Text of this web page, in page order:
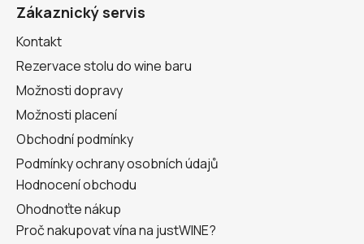
Zákaznický servis
Kontakt
Rezervace stolu do wine baru
Možnosti dopravy
Možnosti placení
Obchodní podmínky
Podmínky ochrany osobních údajů
Hodnocení obchodu
Ohodnoťte nákup
Proč nakupovat vína na justWINE?